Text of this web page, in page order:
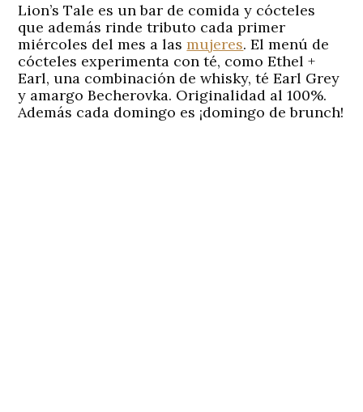
Lion’s Tale es un bar de comida y cócteles
que además rinde tributo cada primer
miércoles del mes a lasmujeres. El menú de
cócteles experimenta con té, como Ethel +
Earl, una combinación de whisky, té Earl Grey
y amargo Becherovka. Originalidad al 100%.
Además cada domingo es ¡domingo de brunch!